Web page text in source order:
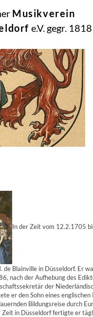
Musikverein
e.V. gegr. 1818
In der Zeit vom 12.2.1705
de Blainville in Düsseldorf. Er
nach der Aufhebung des
der
er den Sohn eines
Bildungsreise durch
Zeit in Düsseldorf fertigte er